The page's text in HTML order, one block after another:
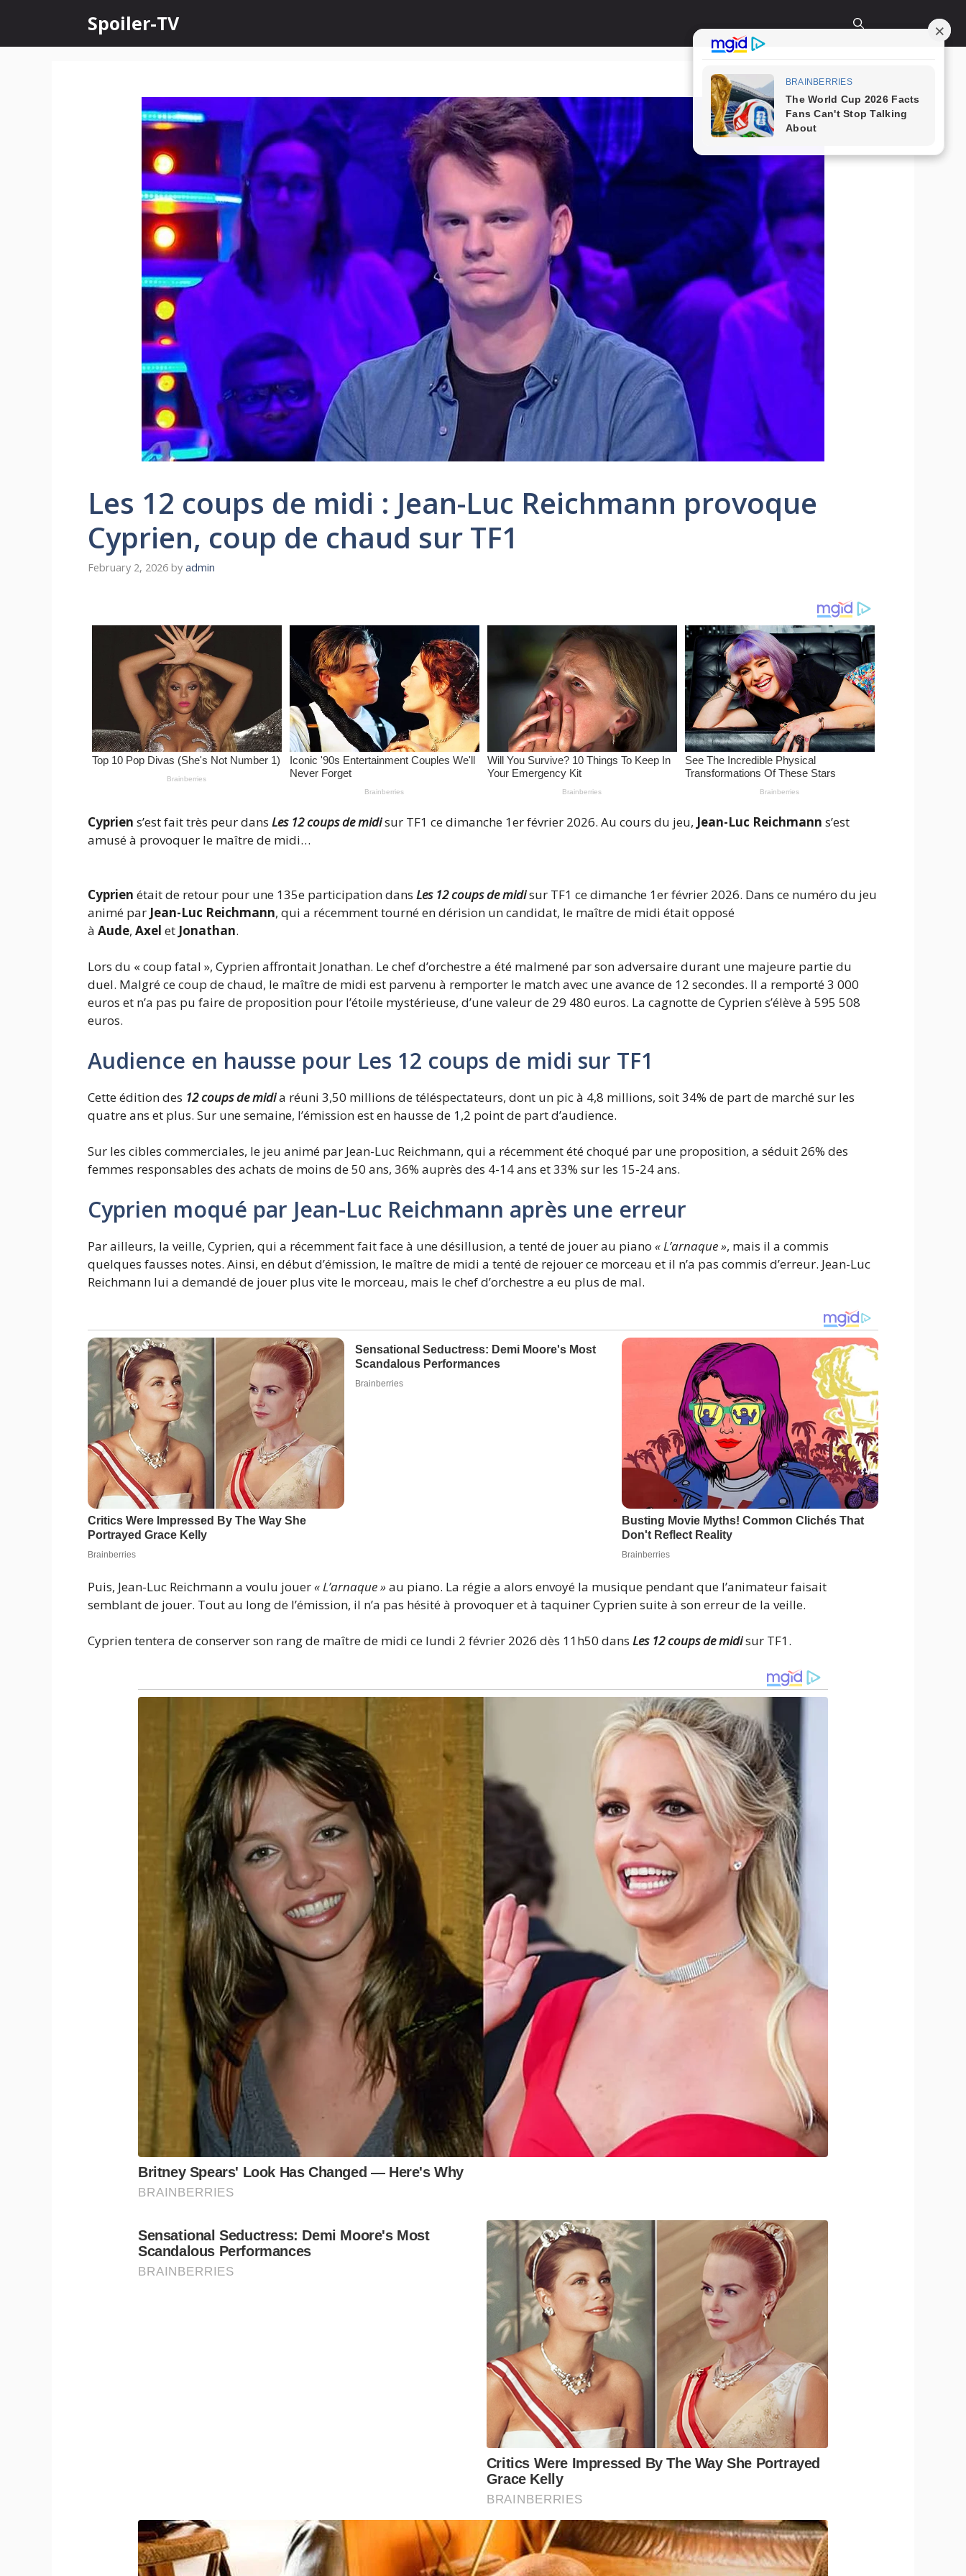
content
Spoiler-TV
Les 12 coups de midi : Jean-Luc Reichmann provoque
Cyprien, coup de chaud sur TF1
February 2, 2026 by admin
Cyprien s’est fait très peur dans Les 12 coups de midisur TF1 ce dimanche 1er février 2026. Au cours du jeu, Jean-Luc Reichmann s’est
amusé à provoquer le maître de midi…
Cyprien était de retour pour une 135e participation dans Les 12 coups de midisur TF1 ce dimanche 1er février 2026. Dans ce numéro du jeu
animé par Jean-Luc Reichmann, qui a récemment tourné en dérision un candidat, le maître de midi était opposé
à Aude, Axel et Jonathan.
Lors du « coup fatal », Cyprien affrontait Jonathan. Le chef d’orchestre a été malmené par son adversaire durant une majeure partie du
duel. Malgré ce coup de chaud, le maître de midi est parvenu à remporter le match avec une avance de 12 secondes. Il a remporté 3 000
euros et n’a pas pu faire de proposition pour l’étoile mystérieuse, d’une valeur de 29 480 euros. La cagnotte de Cyprien s’élève à 595 508
euros.
Audience en hausse pour Les 12 coups de midi sur TF1
Cette édition des 12 coups de midia réuni 3,50 millions de téléspectateurs, dont un pic à 4,8 millions, soit 34% de part de marché sur les
quatre ans et plus. Sur une semaine, l’émission est en hausse de 1,2 point de part d’audience.
Sur les cibles commerciales, le jeu animé par Jean-Luc Reichmann, qui a récemment été choqué par une proposition, a séduit 26% des
femmes responsables des achats de moins de 50 ans, 36% auprès des 4-14 ans et 33% sur les 15-24 ans.
Cyprien moqué par Jean-Luc Reichmann après une erreur
Par ailleurs, la veille, Cyprien, qui a récemment fait face à une désillusion, a tenté de jouer au piano « L’arnaque », mais il a commis
quelques fausses notes. Ainsi, en début d’émission, le maître de midi a tenté de rejouer ce morceau et il n’a pas commis d’erreur. Jean-Luc
Reichmann lui a demandé de jouer plus vite le morceau, mais le chef d’orchestre a eu plus de mal.
Puis, Jean-Luc Reichmann a voulu jouer« L’arnaque »au piano. La régie a alors envoyé la musique pendant que l’animateur faisait
semblant de jouer. Tout au long de l’émission, il n’a pas hésité à provoquer et à taquiner Cyprien suite à son erreur de la veille.
Cyprien tentera de conserver son rang de maître de midi ce lundi 2 février 2026 dès 11h50 dans Les 12 coups de midisur TF1.